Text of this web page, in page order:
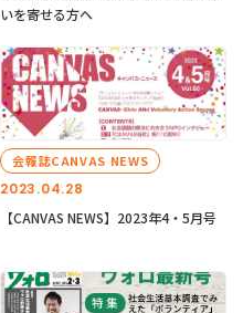
いを寄せる方へ
2023.04.28
会報誌CANVAS NEWS
【CANVAS NEWS】2023年4・5月号